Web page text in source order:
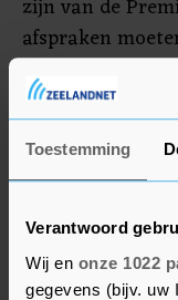
Toestemming
Verantwoord
Wij en onze 1022
gegevens (bijv. uw
zijn van de
afspraken
De vrees
spelers straks
en in de
elftal
Engelse